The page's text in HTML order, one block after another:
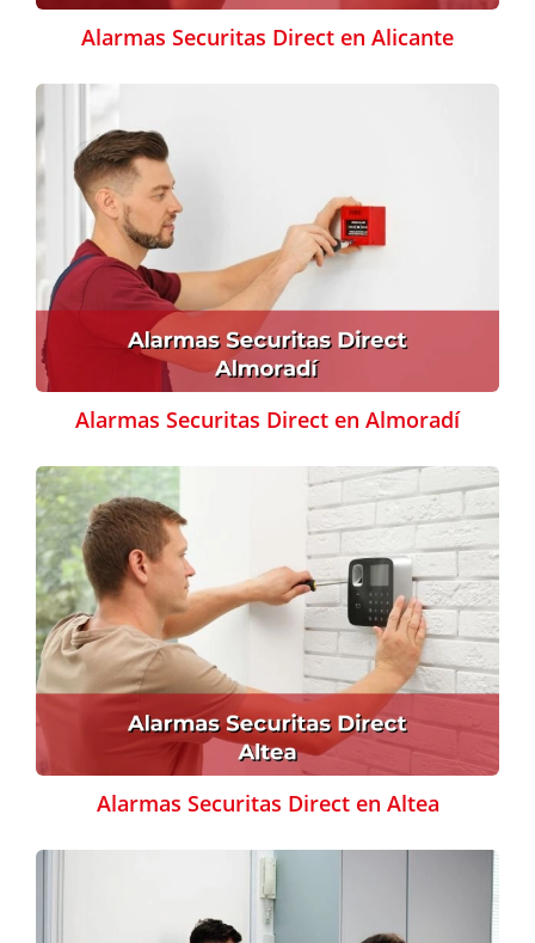
Alarmas Securitas Direct en Alicante
Alarmas Securitas Direct en Almoradí
Alarmas Securitas Direct en Altea